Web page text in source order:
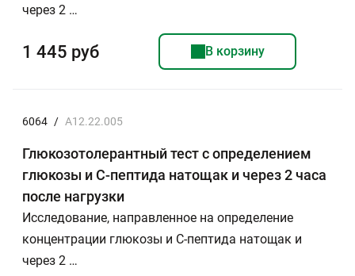
через 2 …
1 445 руб В корзину
6064 / A12.22.005
Глюкозотолерантный тест с определением
глюкозы и С-пептида натощак и через 2 часа
после нагрузки
Исследование, направленное на определение
концентрации глюкозы и С-пептида натощак и
через 2 …